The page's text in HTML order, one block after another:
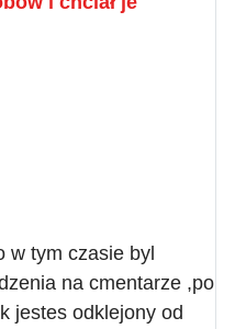
w tym czasie byl
na cmentarze ,po
jestes odklejony od